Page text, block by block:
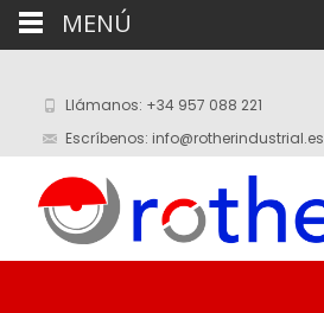
Llámanos: +34 957 088 221
Escríbenos: info@rotherindustrial.es
MENÚ